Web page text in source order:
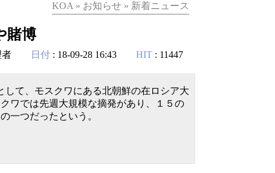
KOA » お知らせ » 新着ニュース
賭博
者 日付 : 18-09-28 16:43 HIT : 11447
して、モスクワにある北朝鮮の在ロシア大
ワでは先週大規模な摘発があり、１５の
一つだったという。